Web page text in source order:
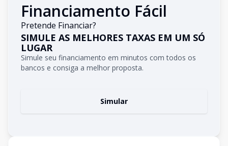
Financiamento Fácil
Pretende Financiar?
SIMULE AS MELHORES TAXAS EM UM SÓ
LUGAR
Simule seu financiamento em minutos com todos os
bancos e consiga a melhor proposta.
Simular